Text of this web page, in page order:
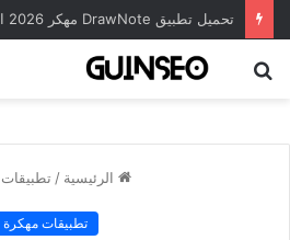
الرئيسية /
تطبيقات مهكرة